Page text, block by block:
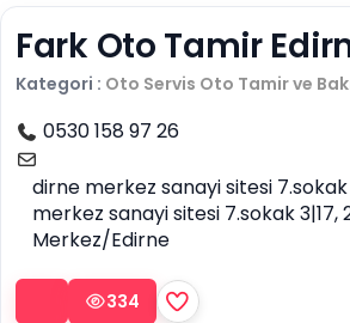
Fark Oto Tamir
Kategori : Oto Servis Oto Tamir ve
0530 158 97 26
dirne merkez sanayi sitesi
merkez sanayi sitesi 7.sokak 3|17,
Merkez/Edirne
334